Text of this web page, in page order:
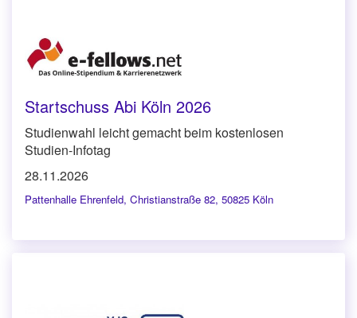
Startschuss Abi Köln 2026
Studienwahl leicht gemacht beim kostenlosen
Studien-Infotag
28.11.2026
Pattenhalle Ehrenfeld, Christianstraße 82, 50825 Köln